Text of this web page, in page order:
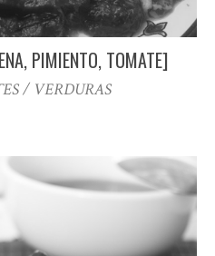
PIMIENTO, TOMATE]
/ VERDURAS